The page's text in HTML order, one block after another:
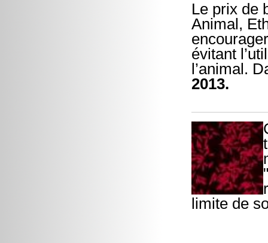
Le prix de
Animal,
évitant
l’animal.
2013.
limite de